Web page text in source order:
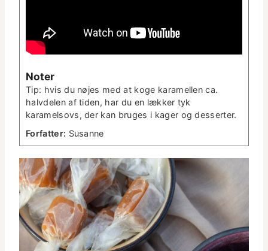
Not­er
Tip: hvis du nøjes med at koge karamellen ca.
halvde­len af tiden, har du en lækker tyk
karamelsovs, der kan bruges i kager og desserter.
For­fat­ter: Susanne